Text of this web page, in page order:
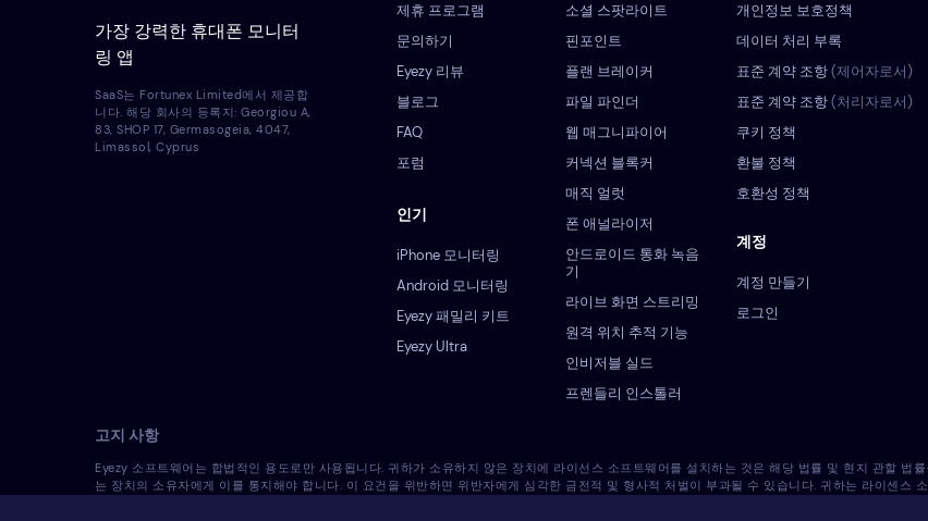
가장 강력한 휴대폰 모니터
링 앱
제휴 프로그램
문의하기
Eyezy 리뷰
블로그
FAQ
포럼
인기
iPhone 모니터링
Android 모니터링
Eyezy 패밀리 키트
Eyezy Ultra
계정
계정 만들기
로그인
개인정보 보호정책
데이터 처리 부록
표준 계약 조항(제어자로서)
표준 계약 조항(처리자로서)
쿠키 정책
환불 정책
호환성 정책
소셜 스팟라이트
핀포인트
플랜 브레이커
파일 파인더
웹 매그니파이어
커넥션 블록커
매직 얼럿
폰 애널라이저
안드로이드 통화 녹음
기
라이브 화면 스트리밍
원격 위치 추적 기능
인비저블 실드
프렌들리 인스톨러
SaaS는 Fortunex Limited에서 제공합
니다. 해당 회사의 등록지: Georgiou A,
83, SHOP 17, Germasogeia, 4047,
Limassol, Cyprus
고지 사항
Eyezy 소프트웨어는 합법적인 용도로만 사용됩니다. 귀하가 소유하지 않은 장치에 라이선스 소프트웨어를 설치하는 것은 해당 법률 및 현지 관할 법
는 장치의 소유자에게 이를 통지해야 합니다. 이 요건을 위반하면 위반자에게 심각한 금전적 및 형사적 처벌이 부과될 수 있습니다. 귀하는 라이센스